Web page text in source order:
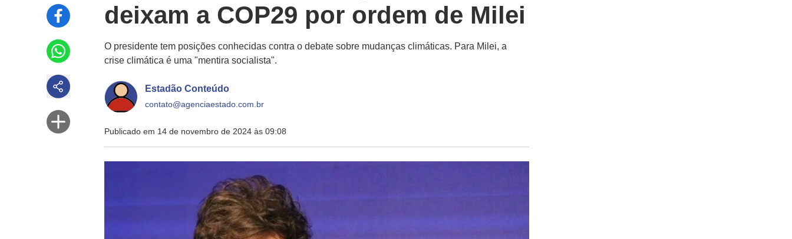
deixam a COP29 por ordem de Milei
O presidente tem posições conhecidas contra o debate sobre mudanças climáticas. Para Milei, a
crise climática é uma "mentira socialista".
Estadão Conteúdo
contato@agenciaestado.com.br
Publicado em 14 de novembro de 2024 às 09:08